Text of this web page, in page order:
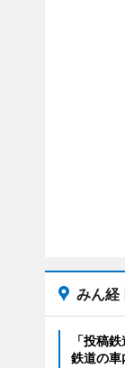
みん経
「投稿
鉄道の